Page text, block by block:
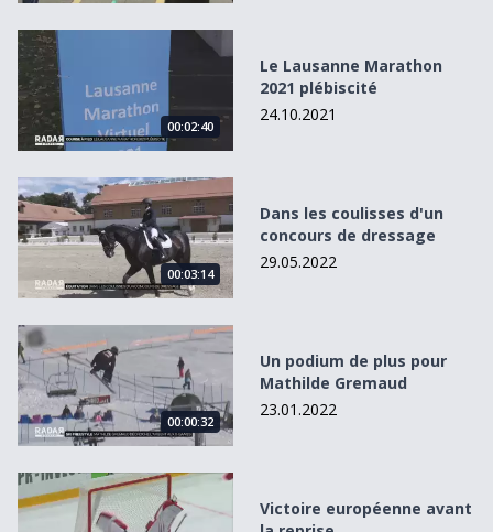
Le Lausanne Marathon 2021 plébiscité
00:02:40
Le Lausanne Marathon
2021 plébiscité
24.10.2021
Dans les coulisses d&#039;un concours de dressage
00:03:14
Dans les coulisses d'un
concours de dressage
29.05.2022
Un podium de plus pour Mathilde Gremaud
00:00:32
Un podium de plus pour
Mathilde Gremaud
23.01.2022
Victoire européenne avant la reprise
Victoire européenne avant